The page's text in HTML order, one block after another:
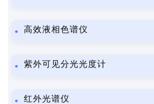
高效液相色谱仪
紫外可见分光光度计
红外光谱仪